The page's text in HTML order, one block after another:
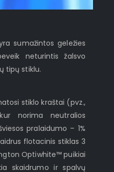
sumažintos geležies
neturintis žalsvo
tipų stiklu.
stiklo kraštai (pvz.,
norima neutralios
pralaidumo – 1%
flotacinis stiklas 3
Optiwhite™ puikiai
skaidrumo ir spalvų